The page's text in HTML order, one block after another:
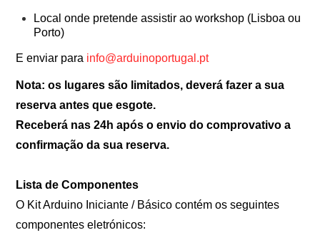
Local onde pretende assistir ao workshop (Lisboa ou
Porto)
E enviar para info@arduinoportugal.pt
Nota: os lugares são limitados, deverá fazer a sua
reserva antes que esgote.
Receberá nas 24h após o envio do comprovativo a
confirmação da sua reserva.
Lista de Componentes
O Kit Arduino Iniciante / Básico contém os seguintes
componentes eletrónicos: